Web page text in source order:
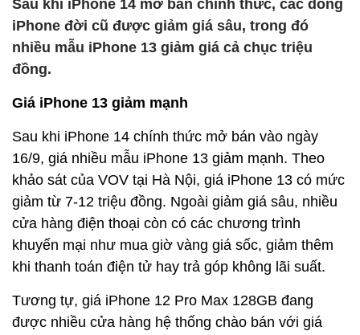
Sau khi iPhone 14 mở bán chính thức, các dòng
iPhone đời cũ được giảm giá sâu, trong đó
nhiều mẫu iPhone 13 giảm giá cả chục triệu
đồng.
Giá iPhone 13 giảm mạnh
Sau khi iPhone 14 chính thức mở bán vào ngày
16/9, giá nhiều mẫu iPhone 13 giảm mạnh. Theo
khảo sát của VOV tại Hà Nội, giá iPhone 13 có mức
giảm từ 7-12 triệu đồng. Ngoài giảm giá sâu, nhiều
cửa hàng điện thoại còn có các chương trình
khuyến mại như mua giờ vàng giá sốc, giảm thêm
khi thanh toán điện tử hay trả góp không lãi suất.
Tương tự, giá iPhone 12 Pro Max 128GB đang
được nhiều cửa hàng hệ thống chào bán với giá